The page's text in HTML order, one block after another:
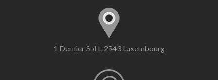
1 Dernier Sol L-2543 Luxembourg